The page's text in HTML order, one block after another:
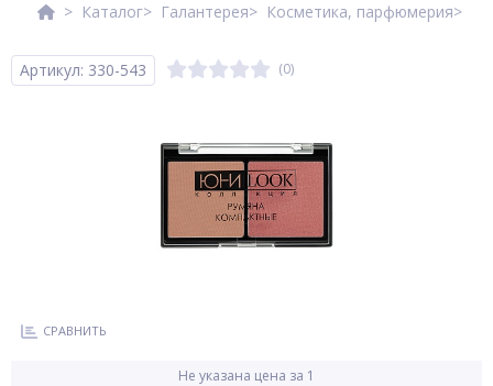
Каталог Галантерея Косметика, парфюмерия
Артикул: 330-543 (0)
СРАВНИТЬ
Не указана цена за 1